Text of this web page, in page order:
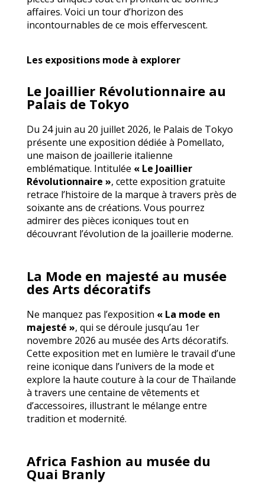
affaires. Voici un tour d’horizon des
incontournables de ce mois effervescent.
Les expositions mode à explorer
Le Joaillier Révolutionnaire au
Palais de Tokyo
Du 24 juin au 20 juillet 2026, le Palais de Tokyo
présente une exposition dédiée à Pomellato,
une maison de joaillerie italienne
emblématique. Intitulée « Le Joaillier
Révolutionnaire », cette exposition gratuite
retrace l’histoire de la marque à travers près de
soixante ans de créations. Vous pourrez
admirer des pièces iconiques tout en
découvrant l’évolution de la joaillerie moderne.
La Mode en majesté au musée
des Arts décoratifs
Ne manquez pas l’exposition « La mode en
majesté », qui se déroule jusqu’au 1er
novembre 2026 au musée des Arts décoratifs.
Cette exposition met en lumière le travail d’une
reine iconique dans l’univers de la mode et
explore la haute couture à la cour de Thaïlande
à travers une centaine de vêtements et
d’accessoires, illustrant le mélange entre
tradition et modernité.
Africa Fashion au musée du
Quai Branly